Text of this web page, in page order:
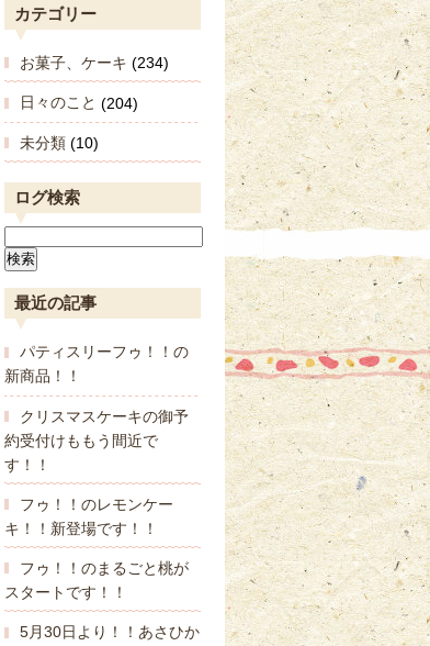
カテゴリー
お菓子、ケーキ (234)
日々のこと (204)
未分類 (10)
ログ検索
最近の記事
パティスリーフゥ！！の
新商品！！
クリスマスケーキの御予
約受付けももう間近で
す！！
フゥ！！のレモンケー
キ！！新登場です！！
フゥ！！のまるごと桃が
スタートです！！
5月30日より！！あさひか